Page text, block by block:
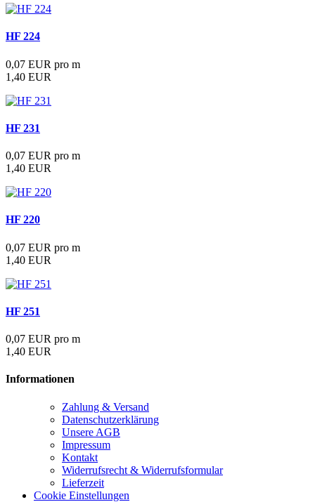
HF 224
0,07 EUR pro m
1,40 EUR
HF 231
0,07 EUR pro m
1,40 EUR
HF 220
0,07 EUR pro m
1,40 EUR
HF 251
0,07 EUR pro m
1,40 EUR
Informationen
Zahlung & Versand
Datenschutzerklärung
Unsere AGB
Impressum
Kontakt
Widerrufsrecht & Widerrufsformular
Lieferzeit
Cookie Einstellungen